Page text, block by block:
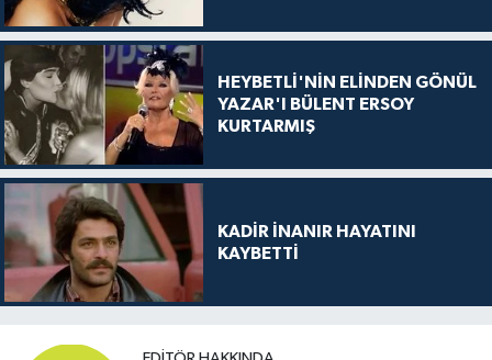
HEYBETLİ'NİN ELİNDEN GÖNÜL
YAZAR'I BÜLENT ERSOY
KURTARMIŞ
KADİR İNANIR HAYATINI
KAYBETTİ